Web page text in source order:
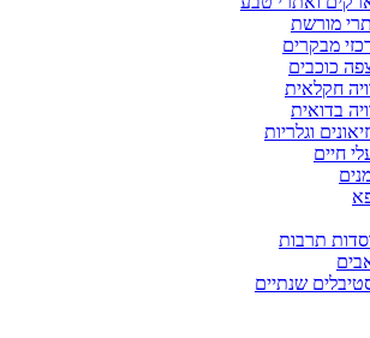
מורשת
מבקרים
כוכבים
חקלאית
בדואית
וגלריות
חיים
תרבות
שנתיים